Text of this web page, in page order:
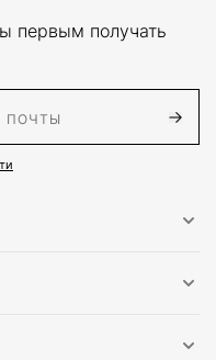
первым получать